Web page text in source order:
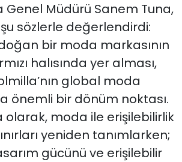
Genel Müdürü Sanem Tuna,
sözlerle değerlendirdi:
bir moda markasının
halısında yer alması,
global moda
önemli bir dönüm noktası.
olarak, moda ile erişilebilirlik
yeniden tanımlarken;
gücünü ve erişilebilir